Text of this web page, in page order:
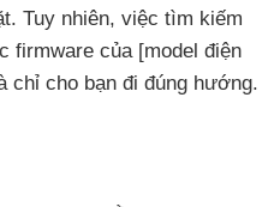
. Tuy nhiên, việc tìm kiếm
firmware của [model điện
chỉ cho bạn đi đúng hướng.